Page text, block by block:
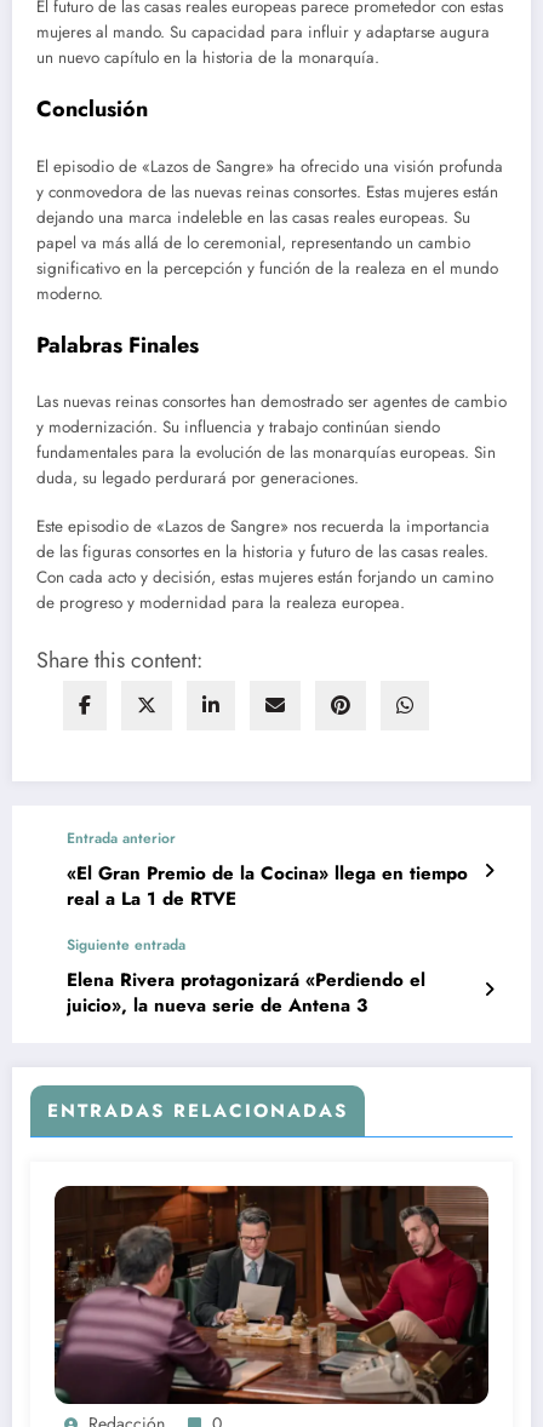
El futuro de las casas reales europeas parece prometedor con estas
mujeres al mando. Su capacidad para influir y adaptarse augura
un nuevo capítulo en la historia de la monarquía.
Conclusión
El episodio de «Lazos de Sangre» ha ofrecido una visión profunda
y conmovedora de las nuevas reinas consortes. Estas mujeres están
dejando una marca indeleble en las casas reales europeas. Su
papel va más allá de lo ceremonial, representando un cambio
significativo en la percepción y función de la realeza en el mundo
moderno.
Palabras Finales
Las nuevas reinas consortes han demostrado ser agentes de cambio
y modernización. Su influencia y trabajo continúan siendo
fundamentales para la evolución de las monarquías europeas. Sin
duda, su legado perdurará por generaciones.
Este episodio de «Lazos de Sangre» nos recuerda la importancia
de las figuras consortes en la historia y futuro de las casas reales.
Con cada acto y decisión, estas mujeres están forjando un camino
de progreso y modernidad para la realeza europea.
Share this content:
Entrada anterior
«El Gran Premio de la Cocina» llega en tiempo
real a La 1 de RTVE
Siguiente entrada
Elena Rivera protagonizará «Perdiendo el
juicio», la nueva serie de Antena 3
ENTRADAS RELACIONADAS